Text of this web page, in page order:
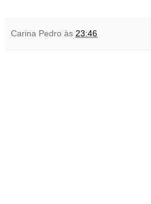
Carina Pedro às 23:46